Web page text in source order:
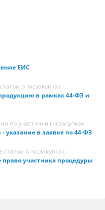
ЕИС
о госзакупках
в рамках 44-ФЗ и
по участию в госзакупках
указание в заявке по 44-ФЗ
о госзакупках
участника процедуры